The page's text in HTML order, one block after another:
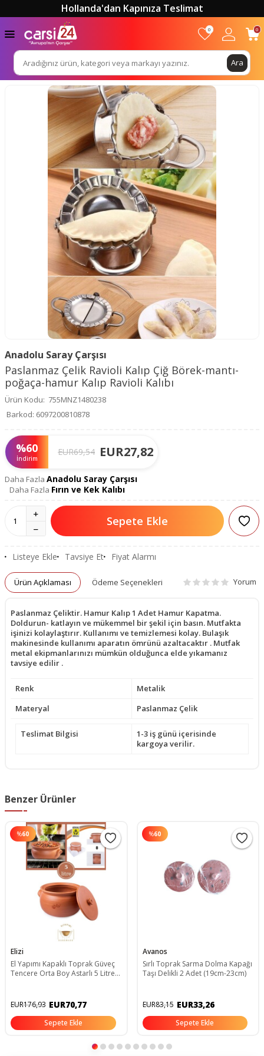
Hollanda'dan Kapınıza Teslimat
Ara
0 0
Anadolu Saray Çarşısı
Paslanmaz Çelik Ravioli Kalıp Çiğ Börek-mantı-
poğaça-hamur Kalıp Ravioli Kalıbı
Ürün Kodu: 755MNZ1480238
Barkod: 6097200810878
%60
İndirim
EUR69,54 EUR27,82
Daha Fazla Anadolu Saray Çarşısı
Daha Fazla Fırın ve Kek Kalıbı
Sepete Ekle
Listeye Ekle Tavsiye Et Fiyat Alarmı
Ürün Açıklaması Ödeme Seçenekleri Yorum
Paslanmaz Çeliktir. Hamur Kalıp 1 Adet Hamur Kapatma.
Doldurun- katlayın ve mükemmel bir şekil için basın. Mutfakta
işinizi kolaylaştırır. Kullanımı ve temizlemesi kolay. Bulaşık
makinesinde kullanımı aparatın ömrünü azaltacaktır . Mutfak
metal ekipmanlarınızı mümkün olduğunca elde yıkamanız
tavsiye edilir .
Renk
Metalik
Materyal
Paslanmaz Çelik
Teslimat Bilgisi
1-3 iş günü içerisinde
kargoya verilir.
Benzer Ürünler
%60
Elizi
El Yapımı Kapaklı Toprak Güveç
Tencere Orta Boy Astarlı 5 Litre
EUR176,93 EUR70,77
Sepete Ekle
%60
Avanos
Sırlı Toprak Sarma Dolma Kapağı
Taşı Delikli 2 Adet (19cm-23cm)
EUR83,15 EUR33,26
Sepete Ekle